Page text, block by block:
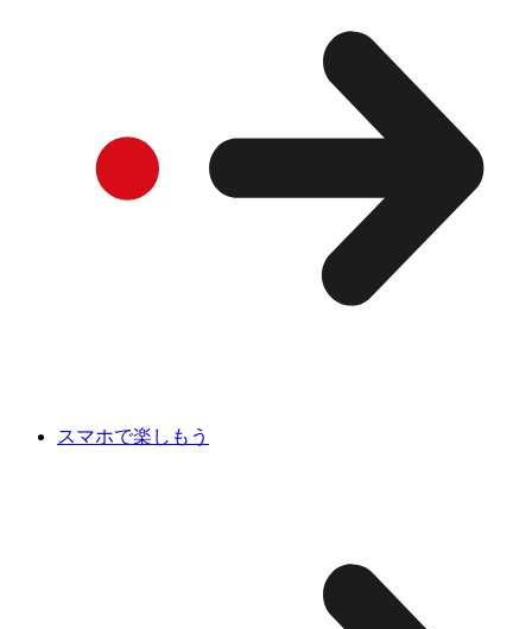
スマホで楽しもう